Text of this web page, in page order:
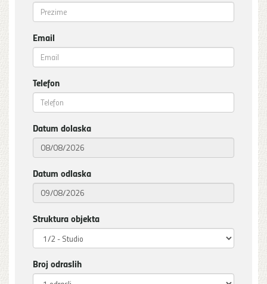
Email
Telefon
Datum dolaska
Datum odlaska
Struktura objekta
Broj odraslih